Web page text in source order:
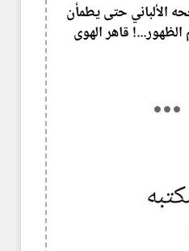
حتى يطمأن
قاهر الهوى